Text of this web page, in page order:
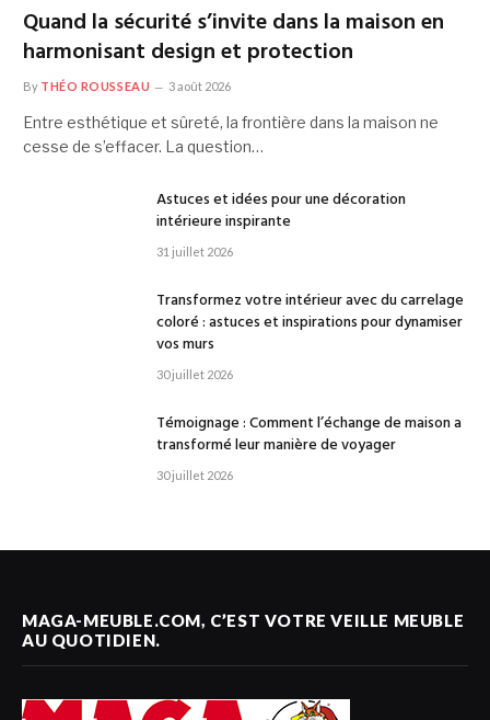
Quand la sécurité s’invite dans la maison en
harmonisant design et protection
By THÉO ROUSSEAU 3 août 2026
Entre esthétique et sûreté, la frontière dans la maison ne
cesse de s’effacer. La question…
Astuces et idées pour une décoration
intérieure inspirante
31 juillet 2026
Transformez votre intérieur avec du carrelage
coloré : astuces et inspirations pour dynamiser
vos murs
30 juillet 2026
Témoignage : Comment l’échange de maison a
transformé leur manière de voyager
30 juillet 2026
MAGA-MEUBLE.COM, C’EST VOTRE VEILLE MEUBLE
AU QUOTIDIEN.